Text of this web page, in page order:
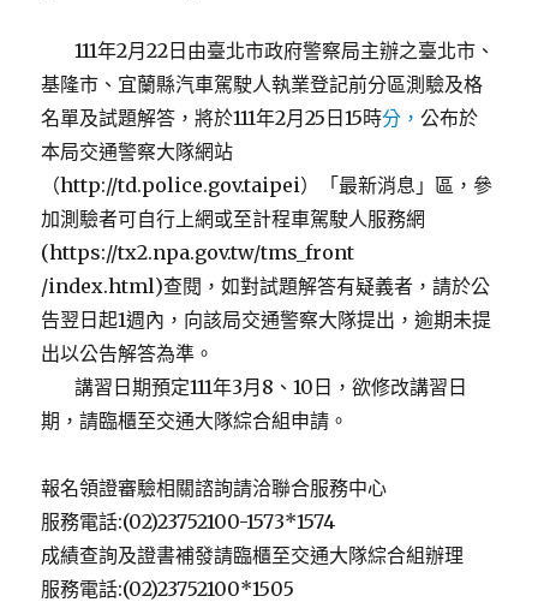
111年2月22日由臺北市政府警察局主辦之臺北市、
基隆市、宜蘭縣汽車駕駛人執業登記前分區測驗及格
名單及試題解答，將於111年2月25日15時分，公布於
本局交通警察大隊網站
（http://td.police.gov.taipei）「最新消息」區，參
加測驗者可自行上網或至計程車駕駛人服務網
(https://tx2.npa.gov.tw/tms_front
/index.html)查閱，如對試題解答有疑義者，請於公
告翌日起1週內，向該局交通警察大隊提出，逾期未提
出以公告解答為準。
講習日期預定111年3月8、10日，欲修改講習日
期，請臨櫃至交通大隊綜合組申請。
報名領證審驗相關諮詢請洽聯合服務中心
服務電話:(02)23752100-1573*1574
成績查詢及證書補發請臨櫃至交通大隊綜合組辦理
服務電話:(02)23752100*1505